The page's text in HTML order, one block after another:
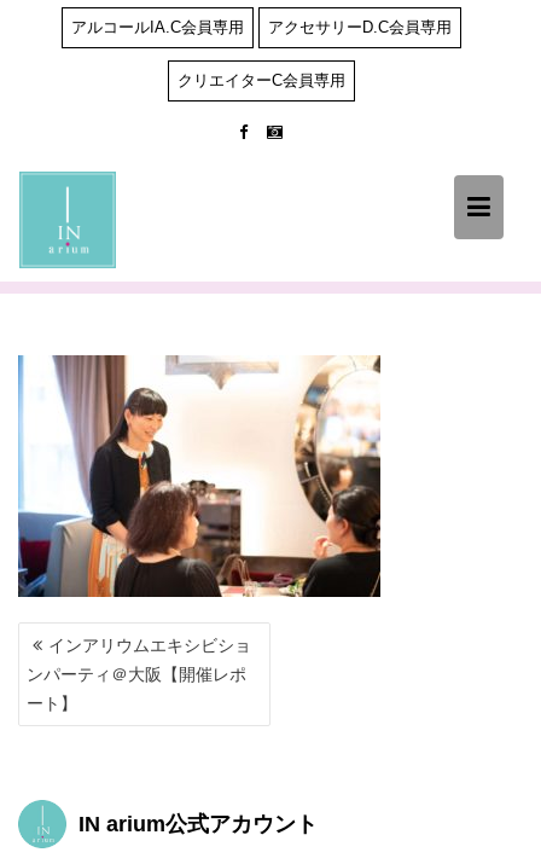
アルコールIA.C会員専用 アクセサリーD.C会員専用
クリエイターC会員専用
投
稿
ナ
ビ
シ
ョ
ン
インアリウムエキシビショ
ンパーティ＠大阪【開催レポ
ート】
IN arium公式アカウント